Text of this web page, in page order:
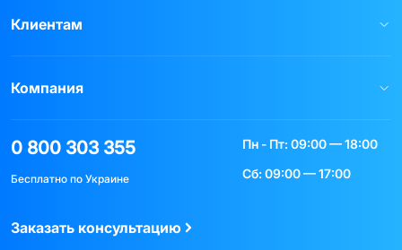
Клиентам
Компания
0 800 303 355
Бесплатно по Украине
Пн - Пт: 09:00 — 18:00
Сб: 09:00 — 17:00
Заказать консультацию